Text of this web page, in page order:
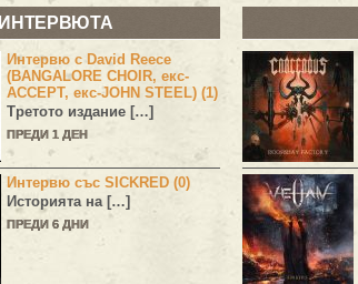
ИНТЕРВЮТА
Интервю с David Reece
(BANGALORE CHOIR, екс-
ACCEPT, екс-JOHN STEEL) (1)
Третото издание […]
ПРЕДИ 1 ДЕН
Интервю със SICKRED (0)
Историята на […]
ПРЕДИ 6 ДНИ